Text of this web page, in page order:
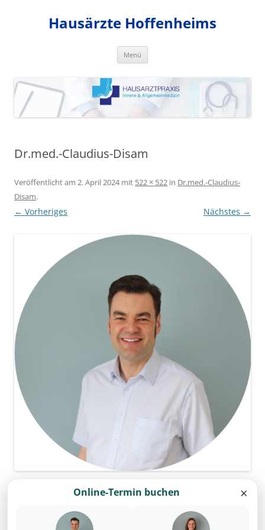
Hausärzte Hoffenheims
Menü
Dr.med.-Claudius-Disam
Veröffentlicht am 2. April 2024mit 522 × 522 in Dr.med.-Claudius-
Disam.
← Vorheriges Nächstes →
×
Online-Termin buchen